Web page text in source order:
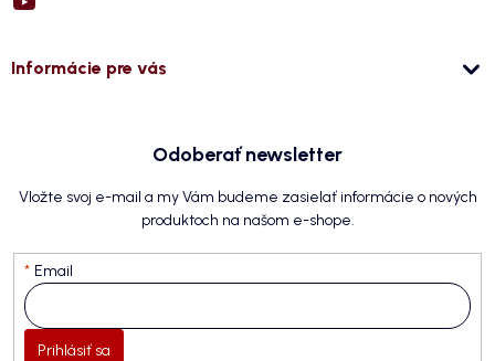
Informácie pre vás
Odoberať newsletter
Vložte svoj e-mail a my Vám budeme zasielať informácie o nových
produktoch na našom e-shope.
Email
Prihlásiť sa